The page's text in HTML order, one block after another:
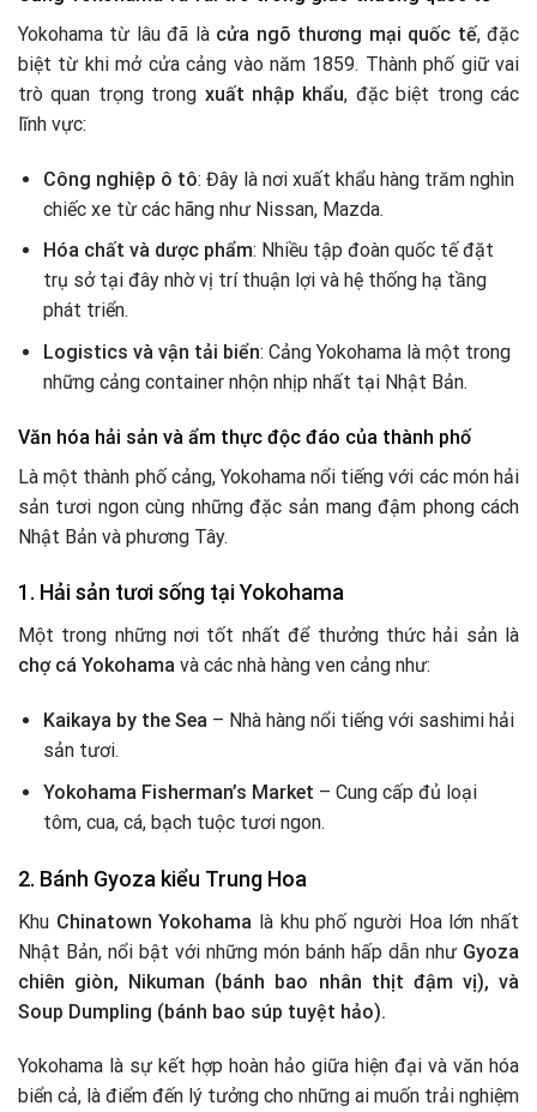
Yokohama từ lâu đã là cửa ngõ thương mại quốc tế, đặc
biệt từ khi mở cửa cảng vào năm 1859. Thành phố giữ vai
trò quan trọng trong xuất nhập khẩu, đặc biệt trong các
lĩnh vực:
Công nghiệp ô tô: Đây là nơi xuất khẩu hàng trăm nghìn
chiếc xe từ các hãng như Nissan, Mazda.
Hóa chất và dược phẩm: Nhiều tập đoàn quốc tế đặt
trụ sở tại đây nhờ vị trí thuận lợi và hệ thống hạ tầng
phát triển.
Logistics và vận tải biển: Cảng Yokohama là một trong
những cảng container nhộn nhịp nhất tại Nhật Bản.
Văn hóa hải sản và ẩm thực độc đáo của thành phố
Là một thành phố cảng, Yokohama nổi tiếng với các món hải
sản tươi ngon cùng những đặc sản mang đậm phong cách
Nhật Bản và phương Tây.
1. Hải sản tươi sống tại Yokohama
Một trong những nơi tốt nhất để thưởng thức hải sản là
chợ cá Yokohama và các nhà hàng ven cảng như:
Kaikaya by the Sea– Nhà hàng nổi tiếng với sashimi hải
sản tươi.
Yokohama Fisherman’s Market – Cung cấp đủ loại
tôm, cua, cá, bạch tuộc tươi ngon.
2. Bánh Gyoza kiểu Trung Hoa
Khu Chinatown Yokohama là khu phố người Hoa lớn nhất
Nhật Bản, nổi bật với những món bánh hấp dẫn như Gyoza
chiên giòn, Nikuman (bánh bao nhân thịt đậm vị), và
Soup Dumpling (bánh bao súp tuyệt hảo).
Yokohama là sự kết hợp hoàn hảo giữa hiện đại và văn hóa
biển cả, là điểm đến lý tưởng cho những ai muốn trải nghiệm